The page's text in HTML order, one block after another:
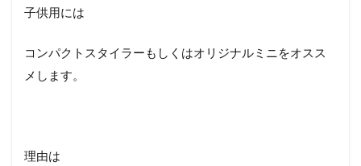
子供用には
コンパクトスタイラーもしくはオリジナルミニをオスス
メします。
理由は